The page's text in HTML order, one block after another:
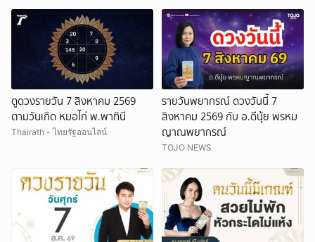
ดูดวงรายวัน 7 สิงหาคม 2569
ตามวันเกิด หมอไก่ พ.พาทินี
Thairath - ไทยรัฐออนไลน์
รายวันพยากรณ์ ดวงวันนี้ 7
สิงหาคม 2569 กับ อ.ดีนุ้ย พรหม
ญาณพยากรณ์
TOJO NEWS